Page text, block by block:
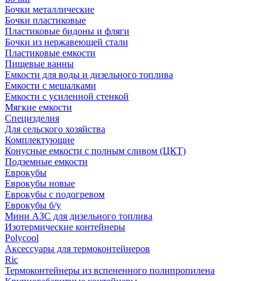
Бочки металлические
Бочки пластиковые
Пластиковые бидоны и фляги
Бочки из нержавеющей стали
Пластиковые емкости
Пищевые ванны
Емкости для воды и дизельного топлива
Емкости с мешалками
Емкости с усиленной стенкой
Мягкие емкости
Специзделия
Для сельского хозяйства
Комплектующие
Конусные емкости с полным сливом (ЦКТ)
Подземные емкости
Еврокубы
Еврокубы новые
Еврокубы с подогревом
Еврокубы б/у
Мини АЗС для дизельного топлива
Изотермические контейнеры
Polycool
Аксессуары для термоконтейнеров
Ric
Термоконтейнеры из вспененного полипропилена